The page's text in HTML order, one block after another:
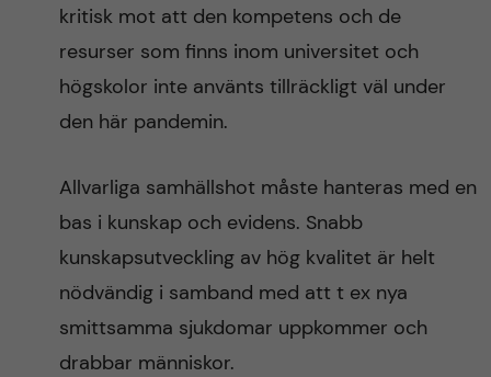
kritisk mot att den kompetens och de
resurser som finns inom universitet och
högskolor inte använts tillräckligt väl under
den här pandemin.
Allvarliga samhällshot måste hanteras med en
bas i kunskap och evidens. Snabb
kunskapsutveckling av hög kvalitet är helt
nödvändig i samband med att t ex nya
smittsamma sjukdomar uppkommer och
drabbar människor.